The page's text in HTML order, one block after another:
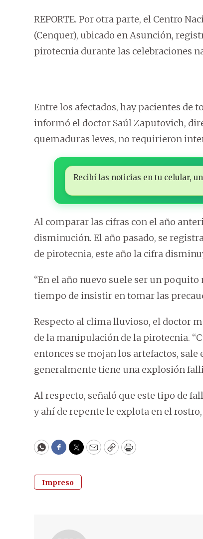
REPORTE. Por otra parte, el Centro
(Cenquer), ubicado en Asunción,
pirotecnia durante las celebraciones
Entre los afectados, hay pacientes de
informó el doctor Saúl Zaputovich,
quemaduras leves, no requirieron
Recibí las noticias en tu celular,
Al comparar las cifras con el año
disminución. El año pasado, se
de pirotecnia, este año la cifra
“En el año nuevo suele ser un
tiempo de insistir en tomar las
Respecto al clima lluvioso, el doctor
de la manipulación de la pirotecnia.
entonces se mojan los artefactos, sale
generalmente tiene una explosión
Al respecto, señaló que este tipo de
y ahí de repente le explota en el rostro,
WhatsApp
Facebook
Twitter
EmailCopyPrint
Impreso